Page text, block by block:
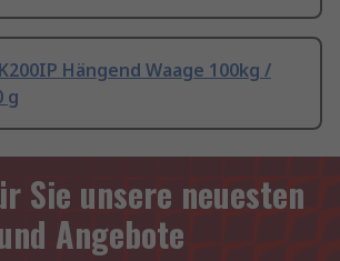
Hängend Waage 100kg /
g
Sie unsere neuesten
Angebote